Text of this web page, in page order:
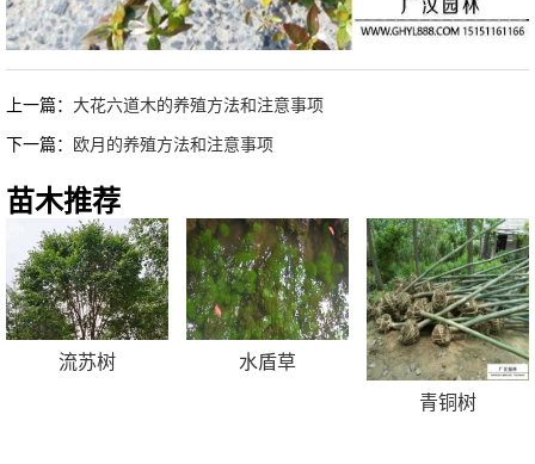
上一篇：大花六道木的养殖方法和注意事项
下一篇： 欧月的养殖方法和注意事项
苗木推荐
流苏树
水盾草
青铜树